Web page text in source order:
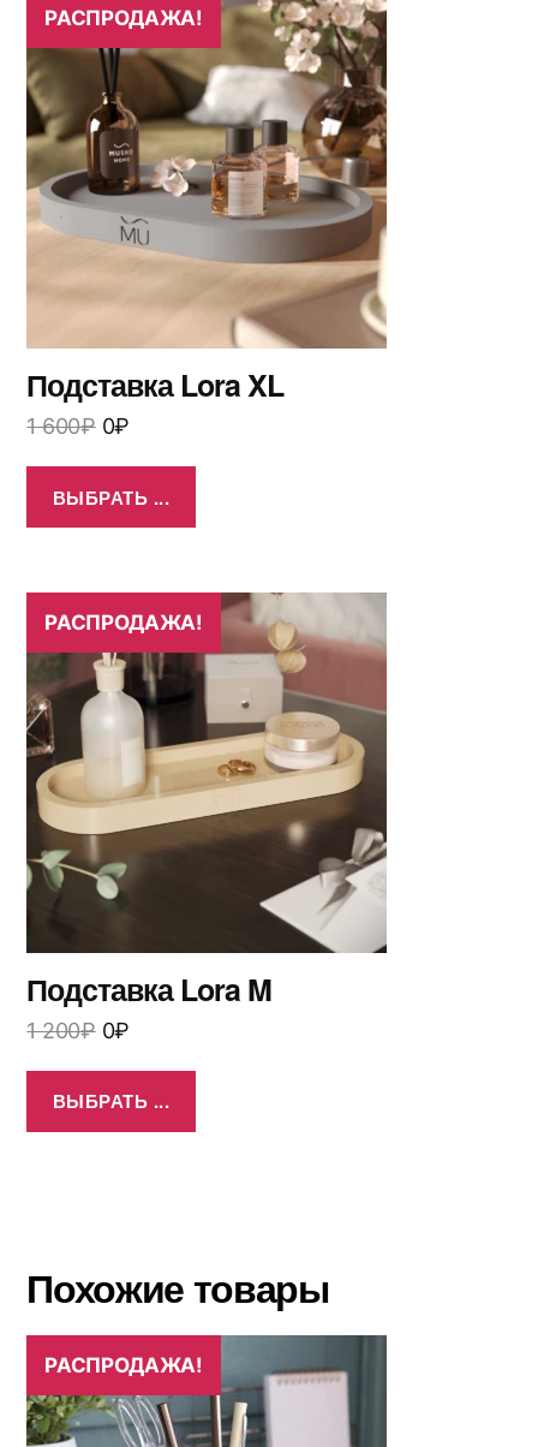
РАСПРОДАЖА!
Подставка Lora XL
1 600₽ 0₽
ВЫБРАТЬ ...
РАСПРОДАЖА!
Подставка Lora M
1 200₽ 0₽
ВЫБРАТЬ ...
Похожие товары
РАСПРОДАЖА!